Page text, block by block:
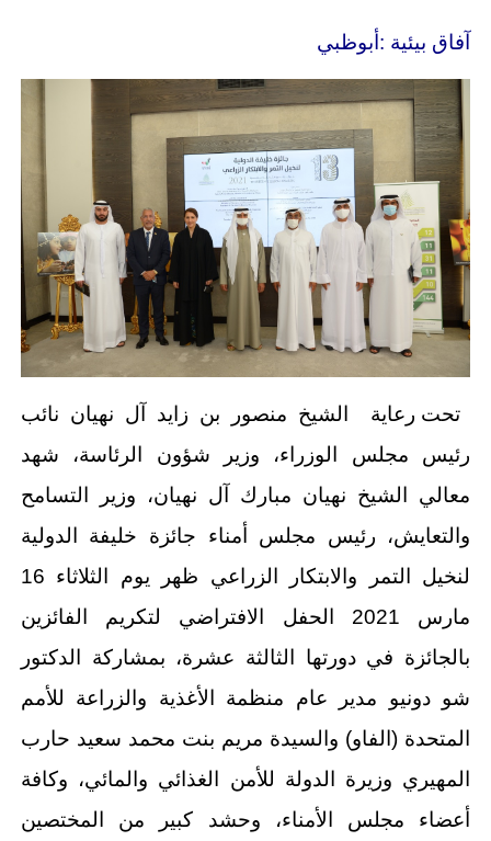
آفاق بيئية :أبوظبي
تحت رعاية الشيخ منصور بن زايد آل نهيان نائب
رئيس مجلس الوزراء، وزير شؤون الرئاسة، شهد
معالي الشيخ نهيان مبارك آل نهيان، وزير التسامح
والتعايش، رئيس مجلس أمناء جائزة خليفة الدولية
لنخيل التمر والابتكار الزراعي ظهر يوم الثلاثاء 16
مارس 2021 الحفل الافتراضي لتكريم الفائزين
بالجائزة في دورتها الثالثة عشرة، بمشاركة الدكتور
شو دونيو مدير عام منظمة الأغذية والزراعة للأمم
المتحدة (الفاو) والسيدة مريم بنت محمد سعيد حارب
المهيري وزيرة الدولة للأمن الغذائي والمائي، وكافة
أعضاء مجلس الأمناء، وحشد كبير من المختصين